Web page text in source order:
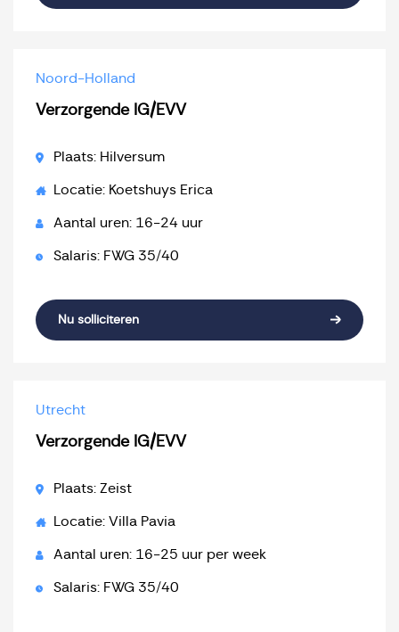
Noord-Holland
Verzorgende IG/EVV
Plaats: Hilversum
Locatie: Koetshuys Erica
Aantal uren: 16-24 uur
Salaris: FWG 35/40
Nu solliciteren
Utrecht
Verzorgende IG/EVV
Plaats: Zeist
Locatie: Villa Pavia
Aantal uren: 16-25 uur per week
Salaris: FWG 35/40